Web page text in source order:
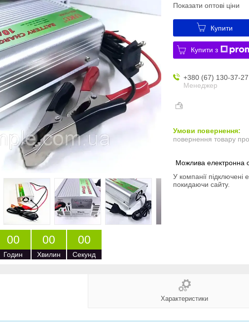
00
Годин
00
Хвилин
00
Секунд
Показати оптові ціни
Купити
Купити з
+380 (67) 130-37-27
Менеджер
повернення товару
У компанії підключені
покидаючи сайту.
Характеристики